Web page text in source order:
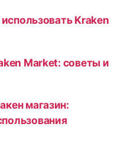
Kraken
Market: советы и
магазин: